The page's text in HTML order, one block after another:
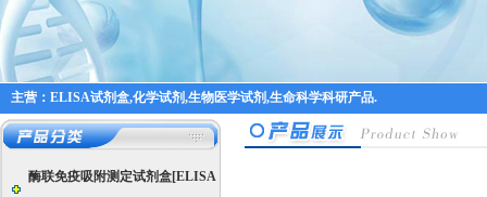
主营：ELISA试剂盒,化学试剂,生物医学试剂,生命科学科研产品.
酶联免疫吸附测定试剂盒[ELISA